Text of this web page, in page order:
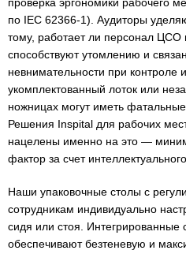
проверка эргономики рабочего
по IEC 62366-1). Аудиторы
тому, работает ли персонал ЦСО
способствуют утомлению и
невнимательности при контроле
укомплектованный лоток или
ножницах могут иметь
Решения Inspital для рабочих
нацелены именно на это —
фактор за счет
Наши упаковочные столы с
сотрудникам индивидуально
сидя или стоя.
обеспечивают безтеневую и